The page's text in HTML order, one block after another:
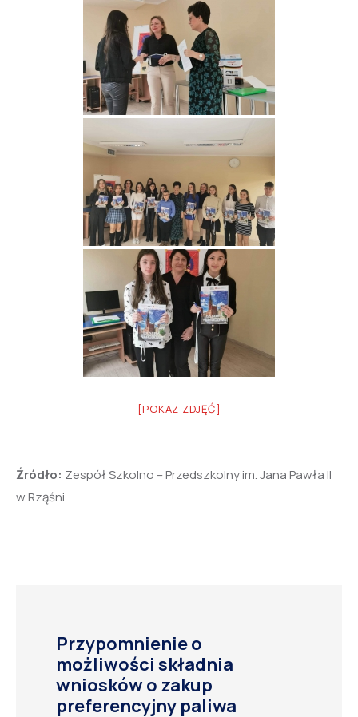
[POKAZ ZDJĘĆ]
Źródło: Zespół Szkolno – Przedszkolny im. Jana Pawła II
w Rząśni.
Przypomnienie o
możliwości składnia
wniosków o zakup
preferencyjny paliwa